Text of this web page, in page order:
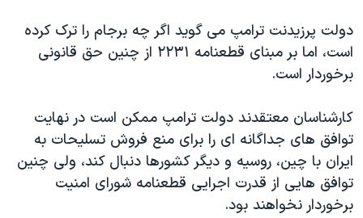
دولت پرزیدنت ترامپ می گوید اگر چه برجام را ترک کرده
است، اما بر مبنای قطعنامه ۲۲۳۱ از چنین حق قانونی
برخوردار است.
کارشناسان معتقدند دولت ترامپ ممکن است در نهایت
توافق های جداگانه ای را برای منع فروش تسلیحات به
ایران با چین، روسیه و دیگر کشورها دنبال کند، ولی چنین
توافق هایی از قدرت اجرایی قطعنامه شورای امنیت
برخوردار نخواهند بود.